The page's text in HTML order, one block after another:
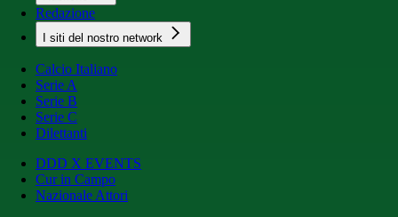
Redazione
I siti del nostro network
Calcio Italiano
Serie A
Serie B
Serie C
Dilettanti
DDD X EVENTS
Cur in Campo
Nazionale Attori